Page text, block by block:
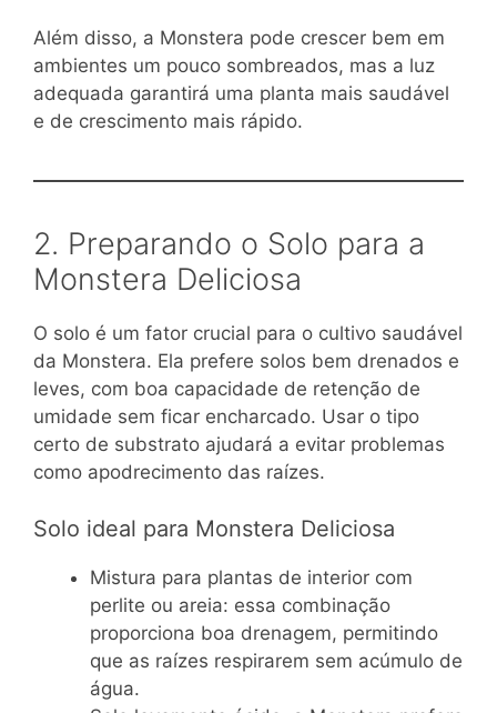
Além disso, a Monstera pode crescer bem em
ambientes um pouco sombreados, mas a luz
adequada garantirá uma planta mais saudável
e de crescimento mais rápido.
2. Preparando o Solo para a
Monstera Deliciosa
O solo é um fator crucial para o cultivo saudável
da Monstera. Ela prefere solos bem drenados e
leves, com boa capacidade de retenção de
umidade sem ficar encharcado. Usar o tipo
certo de substrato ajudará a evitar problemas
como apodrecimento das raízes.
Solo ideal para Monstera Deliciosa
Mistura para plantas de interior com
perlite ou areia: essa combinação
proporciona boa drenagem, permitindo
que as raízes respirarem sem acúmulo de
água.